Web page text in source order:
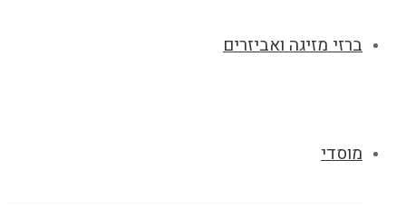
ברזי מזיגה ואביזרים
מוסדי